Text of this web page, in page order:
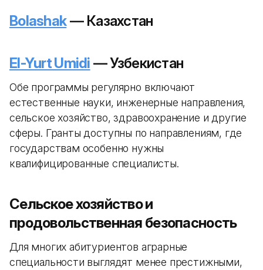
Bolashak— Казахстан
El-Yurt Umidi — Узбекистан
Обе программы регулярно включают
естественные науки, инженерные направления,
сельское хозяйство, здравоохранение и другие
сферы. Гранты доступны по направлениям, где
государствам особенно нужны
квалифицированные специалисты.
Сельское хозяйство и
продовольственная безопасность
Для многих абитуриентов аграрные
специальности выглядят менее престижными,